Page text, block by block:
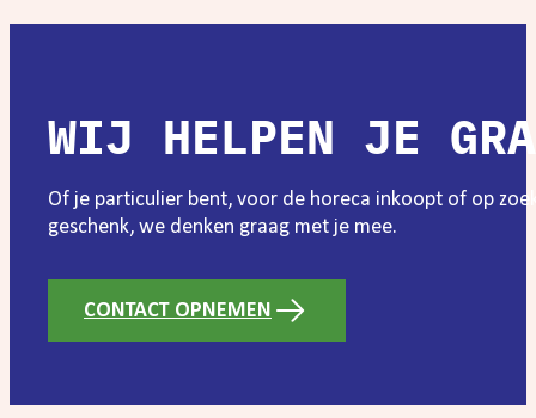
WIJ HELPEN JE
Of je particulier bent, voor de horeca inkoopt of op
geschenk, we denken graag met je mee.
CONTACT OPNEMEN